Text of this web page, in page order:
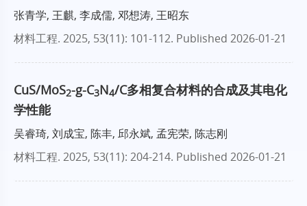
张青学, 王麒, 李成儒, 邓想涛, 王昭东
材料工程. 2025, 53(11): 101-112. Published 2026-01-21
CuS/MoS2-g-C3N4/C多相复合材料的合成及其电化
学性能
吴睿琦, 刘成宝, 陈丰, 邱永斌, 孟宪荣, 陈志刚
材料工程. 2025, 53(11): 204-214. Published 2026-01-21